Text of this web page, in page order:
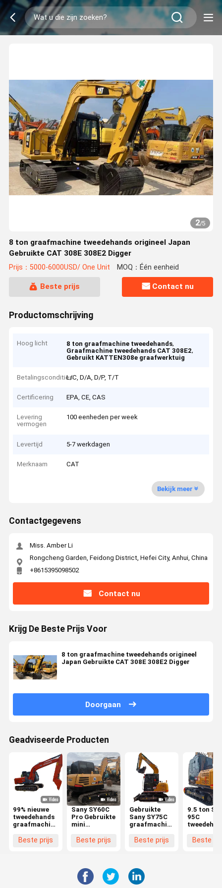
2/5
8 ton graafmachine tweedehands origineel Japan
Gebruikte CAT 308E 308E2 Digger
Prijs：5000-6000USD/ One Unit MOQ：Één eenheid
Beste prijs Contact nu
Productomschrijving
Hoog licht 8 ton graafmachine tweedehands,
Graafmachine tweedehands CAT 308E2,
Gebruikt KATTEN308e graafwerktuig
BetalingsconditiesL/C, D/A, D/P, T/T
Certificering EPA, CE, CAS
Levering
vermogen
100 eenheden per week
Levertijd 5-7 werkdagen
Merknaam CAT
Bekijk meer
Contactgegevens
Miss. Amber Li
Rongcheng Garden, Feidong District, Hefei City, Anhui, China
+8615395098502
Contact nu
Krijg De Beste Prijs Voor
8 ton graafmachine tweedehands origineel
Japan Gebruikte CAT 308E 308E2 Digger
Doorgaan
Geadviseerde Producten
99% nieuwe
tweedehands
graafmachine
ZX120
Beste prijs
Sany SY60C
Pro Gebruikte
mini
6 ton Sany
Beste prijs
Gebruikte
Sany SY75C
graafmachine
New Style SY
Beste prijs
9.5 ton
95C
Yanmar
Beste